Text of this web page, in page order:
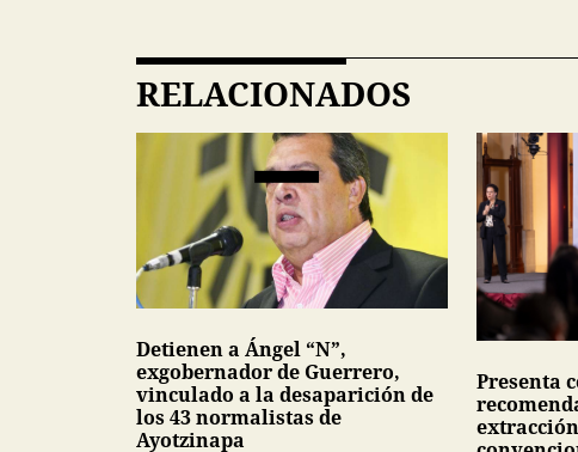
RELACIONADOS
Detienen a Ángel “N”,
exgobernador de Guerrero,
vinculado a la desaparición de
los 43 normalistas de
Ayotzinapa
Presenta